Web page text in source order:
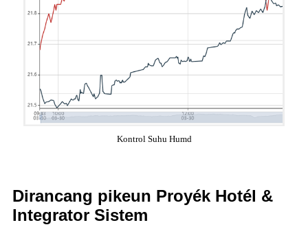
Kontrol Suhu Humd
Dirancang pikeun Proyék Hotél &
Integrator Sistem